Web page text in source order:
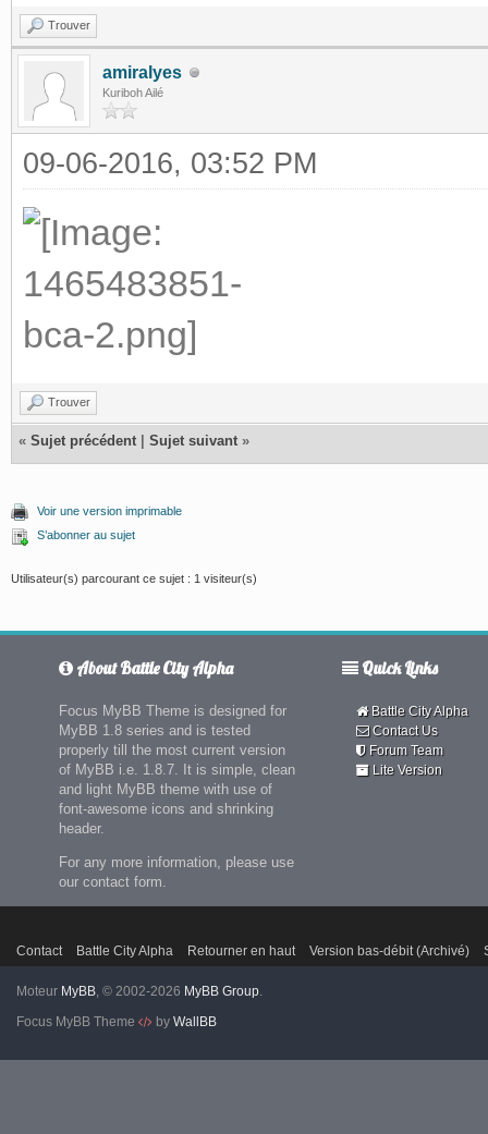
Trouver
amiralyes
Kuriboh Ailé
09-06-2016, 03:52 PM
Trouver
« Sujet précédent Sujet suivant »
Voir une version imprimable
S’abonner au sujet
Utilisateur(s) parcourant ce sujet : 1 visiteur(s)
About Battle City Alpha
Focus MyBB Theme is designed for
MyBB 1.8 series and is tested
properly till the most current version
of MyBB i.e. 1.8.7. It is simple, clean
and light MyBB theme with use of
font-awesome icons and shrinking
header.
For any more information, please use
our contact form.
Quick Links
Battle City Alpha
Contact Us
Forum Team
Lite Version
Contact Battle City Alpha Retourner en haut Version bas-débit (Archivé)
Moteur MyBB, © 2002-2026 MyBB Group.
Focus MyBB Theme
by WallBB